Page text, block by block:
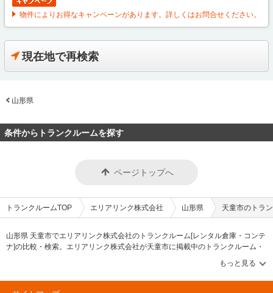
物件によりお得なキャンペーンがあります。詳しくはお問合せください。
現在地で再検索
山形県
条件からトランクルームを探す
ページトップへ
トランクルームTOP エリアリンク株式会社 山形県 天童市のトラ
山形県 天童市でエリアリンク株式会社のトランクルーム[レンタル倉庫・コンテ
ナ]の比較・検索。エリアリンク株式会社が天童市に掲載中のトランクルーム・
レンタル倉庫・レンタルコンテナなどの収納スペースを、借りたい地域から探
して、広さ・料金[賃料]・セキュリティ・空調完備・24時間出し入れ可能などの
希望条件で絞込み！豊富な物件数から様々な方法でご希望の収納スペースを簡
単に探せるトランクルーム情報サイトです。エリアリンク株式会社で気になる